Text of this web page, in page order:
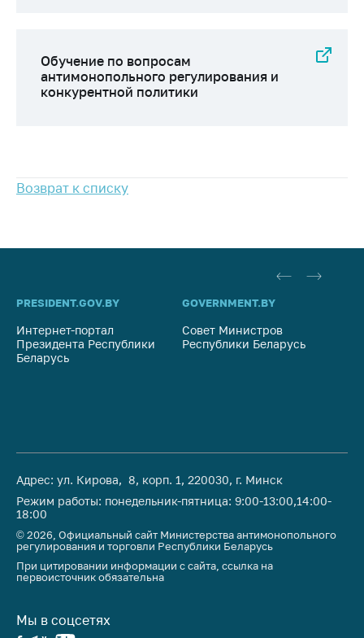
Адрес и режим
работы
Пресс-служба
цен
Ценообразование
Решение Комиссии
по установлению
факта нарушения
(отсутствия)
нарушения
антимонопольного
Предостережения и
Обучение по вопросам
антимонопольного регулирования и
конкурентной политики
Возврат к списку
PRESIDENT.GOV.BY
Интернет-портал
Президента Республики
Беларусь
GOVERNMENT.BY
Совет Министров
Республики Беларусь
Адрес: ул. Кирова, 8, корп. 1, 220030, г. Минск
Режим работы: понедельник-пятница: 9:00-13:00,14:00-
18:00
© 2026, Официальный сайт Министерства антимонопольного
регулирования и торговли Республики Беларусь
При цитировании информации с сайта, ссылка на
первоисточник обязательна
Мы в соцсетях